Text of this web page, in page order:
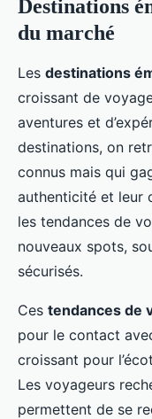
Destinations
du marché
Les destinations
croissant de
aventures et
destinations, on
connus mais qui
authenticité et leur
les tendances de
nouveaux spots,
sécurisés.
Ces tendances de
pour le contact
croissant pour
Les voyageurs
permettent de se